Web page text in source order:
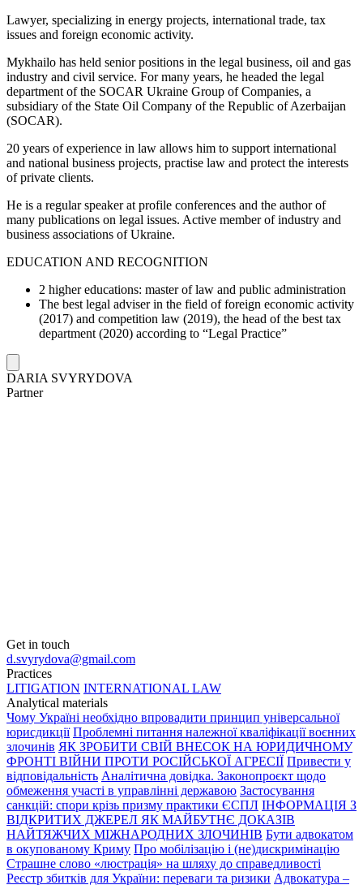
Lawyer, specializing in energy projects, international trade, tax
issues and foreign economic activity.
Mykhailo has held senior positions in the legal business, oil and gas
industry and civil service. For many years, he headed the legal
department of the SOCAR Ukraine Group of Companies, a
subsidiary of the State Oil Company of the Republic of Azerbaijan
(SOCAR).
20 years of experience in law allows him to support international
and national business projects, practise law and protect the interests
of private clients.
He is a regular speaker at profile conferences and the author of
many publications on legal issues. Active member of industry and
business associations of Ukraine.
EDUCATION AND RECOGNITION
2 higher educations: master of law and public administration
The best legal adviser in the field of foreign economic activity
(2017) and competition law (2019), the head of the best tax
department (2020) according to “Legal Practice”
DARIA SVYRYDOVA
Partner
Get in touch
d.svyrydova@gmail.com
Practices
LITIGATION INTERNATIONAL LAW
Analytical materials
Чому Україні необхідно впровадити принцип універсальної
юрисдикції Проблемні питання належної кваліфікації воєнних
злочинів ЯК ЗРОБИТИ СВІЙ ВНЕСОК НА ЮРИДИЧНОМУ
ФРОНТІ ВІЙНИ ПРОТИ РОСІЙСЬКОЇ АГРЕСІЇ Привести у
відповідальність Аналітична довідка. Законопроєкт щодо
обмеження участі в управлінні державою Застосування
санкцій: спори крізь призму практики ЄСПЛ ІНФОРМАЦІЯ З
ВІДКРИТИХ ДЖЕРЕЛ ЯК МАЙБУТНЄ ДОКАЗІВ
НАЙТЯЖЧИХ МІЖНАРОДНИХ ЗЛОЧИНІВ Бути адвокатом
в окупованому Криму Про мобілізацію і (не)дискримінацію
Страшне слово «люстрація» на шляху до справедливості
Реєстр збитків для України: переваги та ризики Адвокатура –